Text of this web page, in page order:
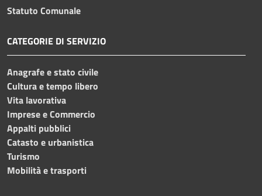
Statuto Comunale
CATEGORIE DI SERVIZIO
Anagrafe e stato civile
Cultura e tempo libero
Vita lavorativa
Imprese e Commercio
Appalti pubblici
Catasto e urbanistica
Turismo
Mobilità e trasporti